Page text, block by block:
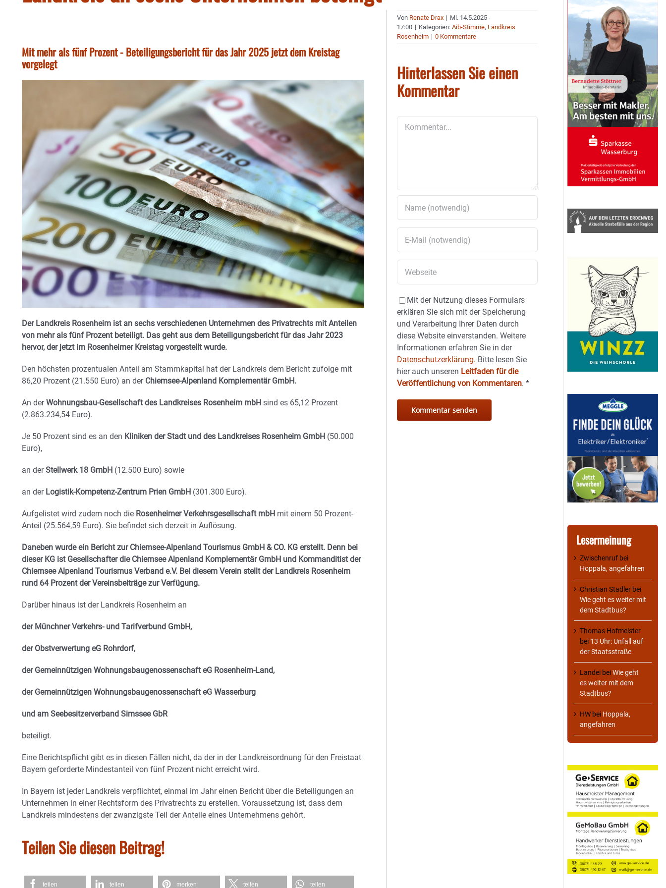
Mit mehr als fünf Prozent - Beteiligungsbericht für das Jahr 2025 jetzt dem Kreistag
vorgelegt
Der Landkreis Rosenheim ist an sechs verschiedenen Unternehmen des Privatrechts mit Anteilen
von mehr als fünf Prozent beteiligt. Das geht aus dem Beteiligungsbericht für das Jahr 2023
hervor, der jetzt im Rosenheimer Kreistag vorgestellt wurde.
Den höchsten prozentualen Anteil am Stammkapital hat der Landkreis dem Bericht zufolge mit
86,20 Prozent (21.550 Euro) an der Chiemsee-Alpenland Komplementär GmbH.
An derWohnungsbau-Gesellschaft des Landkreises Rosenheim mbH sind es 65,12 Prozent
(2.863.234,54 Euro).
Je 50 Prozent sind es an den Kliniken der Stadt und des Landkreises Rosenheim GmbH (50.000
Euro),
an derStellwerk 18 GmbH (12.500 Euro) sowie
an der Logistik-Kompetenz-Zentrum Prien GmbH (301.300 Euro).
Aufgelistet wird zudem noch die Rosenheimer Verkehrsgesellschaft mbH mit einem 50 Prozent-
Anteil (25.564,59 Euro). Sie befindet sich derzeit in Auflösung.
Daneben wurde ein Bericht zur Chiemsee-Alpenland Tourismus GmbH & CO. KG erstellt. Denn bei
dieser KG ist Gesellschafter die Chiemsee Alpenland Komplementär GmbH und Kommanditist der
Chiemsee Alpenland Tourismus Verband e.V. Bei diesem Verein stellt der Landkreis Rosenheim
rund 64 Prozent der Vereinsbeiträge zur Verfügung.
Darüber hinaus ist der Landkreis Rosenheim an
der Münchner Verkehrs- und Tarifverbund GmbH,
der Obstverwertung eG Rohrdorf,
der Gemeinnützigen Wohnungsbaugenossenschaft eG Rosenheim-Land,
der Gemeinnützigen Wohnungsbaugenossenschaft eG Wasserburg
und am Seebesitzerverband Simssee GbR
beteiligt.
Eine Berichtspflicht gibt es in diesen Fällen nicht, da der in der Landkreisordnung für den Freistaat
Bayern geforderte Mindestanteil von fünf Prozent nicht erreicht wird.
In Bayern ist jeder Landkreis verpflichtet, einmal im Jahr einen Bericht über die Beteiligungen an
Unternehmen in einer Rechtsform des Privatrechts zu erstellen. Voraussetzung ist, dass dem
Landkreis mindestens der zwanzigste Teil der Anteile eines Unternehmens gehört.
Teilen Sie diesen Beitrag!
teilen teilen merken teilen teilen
Von Renate Drax | Mi. 14.5.2025 -
17:00 | Kategorien:Aib-Stimme, Landkreis
Rosenheim | 0 Kommentare
Hinterlassen Sie einen
Kommentar
Mit der Nutzung dieses Formulars
erklären Sie sich mit der Speicherung
und Verarbeitung Ihrer Daten durch
diese Website einverstanden. Weitere
Informationen erfahren Sie in der
Datenschutzerklärung. Bitte lesen Sie
hier auch unseren Leitfaden für die
Veröffentlichung von Kommentaren.*
Lesermeinung
Zwischenruf bei
Hoppala, angefahren
Christian Stadler bei
Wie geht es weiter mit
dem Stadtbus?
Thomas Hofmeister
bei 13 Uhr: Unfall auf
der Staatsstraße
Landei beiWie geht
es weiter mit dem
Stadtbus?
HW bei Hoppala,
angefahren